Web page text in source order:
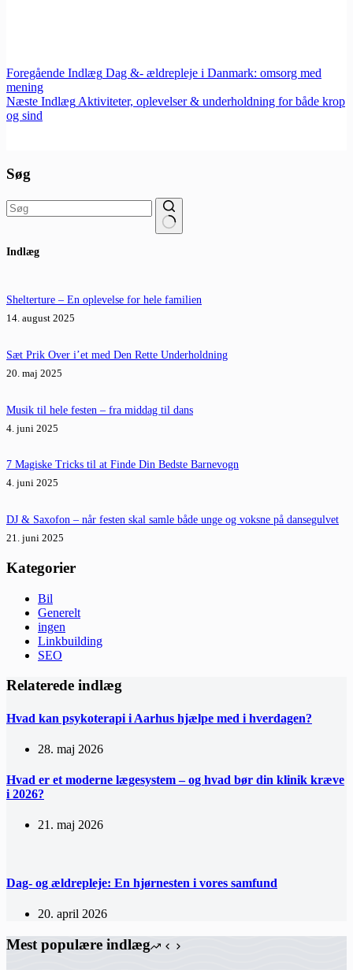
Foregående Indlæg Dag &- ældrepleje i Danmark: omsorg med
mening
Næste Indlæg Aktiviteter, oplevelser & underholdning for både krop
og sind
Søg
resultater
Indlæg
Shelterture – En oplevelse for hele familien
14. august 2025
Sæt Prik Over i’et med Den Rette Underholdning
20. maj 2025
Musik til hele festen – fra middag til dans
4. juni 2025
7 Magiske Tricks til at Finde Din Bedste Barnevogn
4. juni 2025
DJ & Saxofon – når festen skal samle både unge og voksne på dansegulvet
21. juni 2025
Kategorier
Bil
Generelt
ingen
Linkbuilding
SEO
Relaterede indlæg
Hvad kan psykoterapi i Aarhus hjælpe med i hverdagen?
28. maj 2026
Hvad er et moderne lægesystem – og hvad bør din klinik kræve
i 2026?
21. maj 2026
Dag- og ældrepleje: En hjørnesten i vores samfund
20. april 2026
Mest populære indlæg